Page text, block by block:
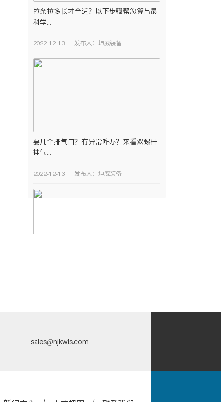
拉条拉多长才合适？以下步骤帮您算出最
科学...
2022-12-13 发布人：坤威装备
要几个排气口？有异常咋办？来看双螺杆
排气...
2022-12-13 发布人：坤威装备
sales@njkwls.com